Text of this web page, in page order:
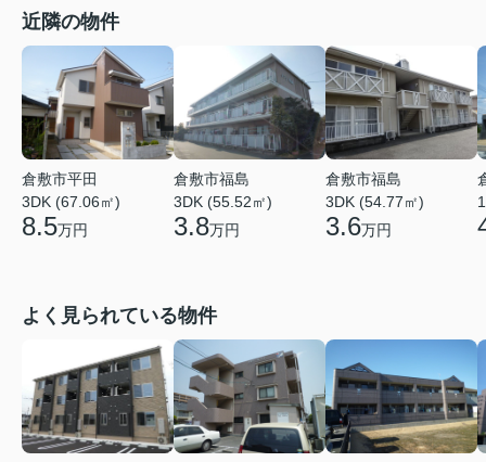
近隣の物件
倉敷市平田
3DK (67.06㎡)
8.5万円
倉敷市福島
3DK (55.52㎡)
3.8万円
倉敷市福島
3DK (54.77㎡)
3.6万円
よく見られている物件